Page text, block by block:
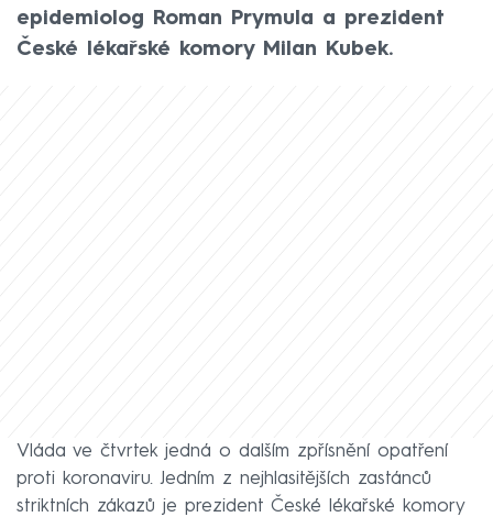
epidemiolog Roman Prymula a prezident
České lékařské komory Milan Kubek.
Vláda ve čtvrtek jedná o dalším zpřísnění opatření
proti koronaviru. Jedním z nejhlasitějších zastánců
striktních zákazů je prezident České lékařské komory